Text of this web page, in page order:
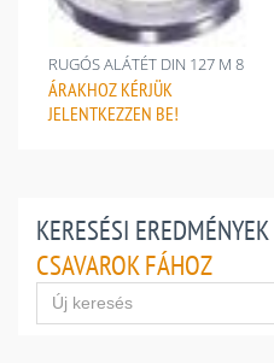
RUGÓS ALÁTÉT DIN 127 M 8
ÁRAKHOZ KÉRJÜK
JELENTKEZZEN BE!
KERESÉSI EREDMÉNYEK
CSAVAROK FÁHOZ